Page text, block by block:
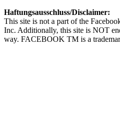
Haftungsausschluss/Disclaimer:
This site is not a part of the
Inc. Additionally, this site is NOT
way. FACEBOOK TM is a